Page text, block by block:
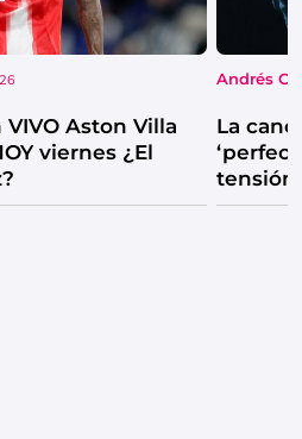
Aston Villa
viernes ¿El
Andrés
La
tensión
catarsis